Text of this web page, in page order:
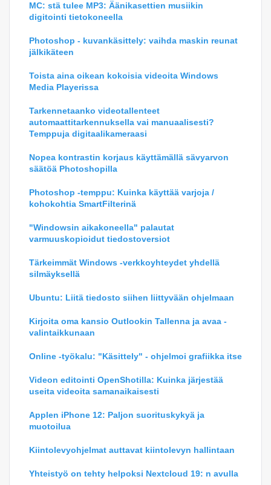
MC: stä tulee MP3: Äänikasettien musiikin
digitointi tietokoneella
Photoshop - kuvankäsittely: vaihda maskin reunat
jälkikäteen
Toista aina oikean kokoisia videoita Windows
Media Playerissa
Tarkennetaanko videotallenteet
automaattitarkennuksella vai manuaalisesti?
Temppuja digitaalikameraasi
Nopea kontrastin korjaus käyttämällä sävyarvon
säätöä Photoshopilla
Photoshop -temppu: Kuinka käyttää varjoja /
kohokohtia SmartFilterinä
"Windowsin aikakoneella" palautat
varmuuskopioidut tiedostoversiot
Tärkeimmät Windows -verkkoyhteydet yhdellä
silmäyksellä
Ubuntu: Liitä tiedosto siihen liittyvään ohjelmaan
Kirjoita oma kansio Outlookin Tallenna ja avaa -
valintaikkunaan
Online -työkalu: "Käsittely" - ohjelmoi grafiikka itse
Videon editointi OpenShotilla: Kuinka järjestää
useita videoita samanaikaisesti
Applen iPhone 12: Paljon suorituskykyä ja
muotoilua
Kiintolevyohjelmat auttavat kiintolevyn hallintaan
Yhteistyö on tehty helpoksi Nextcloud 19: n avulla